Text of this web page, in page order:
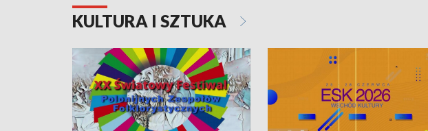
KULTURA I SZTUKA